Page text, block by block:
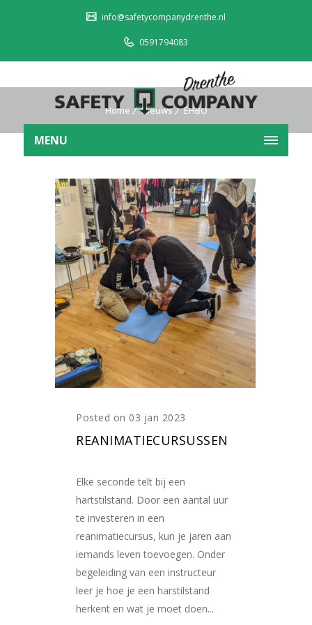
info@safetycompanydrenthe.nl
0591794083
MENU
Home Nieuws EHBO
Posted on 03 jan 2023
REANIMATIECURSUSSEN
Elke seconde telt bij een
hartstilstand. Door een aantal uur
te investeren in een
reanimatiecursus, kun je jaren aan
iemands leven toevoegen. Onder
begeleiding van een instructeur
leer je hoe je een harstilstand
herkent en wat je moet doen...